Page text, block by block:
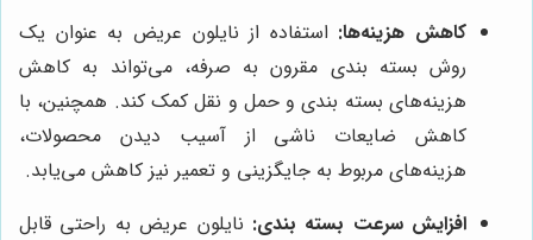
کاهش هزینه‌ها: استفاده از نایلون عریض به عنوان یک
روش بسته بندی مقرون به صرفه، می‌تواند به کاهش
هزینه‌های بسته بندی و حمل و نقل کمک کند. همچنین، با
کاهش ضایعات ناشی از آسیب دیدن محصولات،
هزینه‌های مربوط به جایگزینی و تعمیر نیز کاهش می‌یابد.
افزایش سرعت بسته بندی: نایلون عریض به راحتی قابل